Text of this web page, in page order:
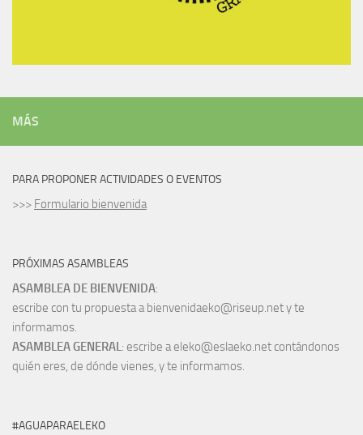
MÁS
PARA PROPONER ACTIVIDADES O EVENTOS
>>> Formulario bienvenida
PRÓXIMAS ASAMBLEAS
ASAMBLEA DE BIENVENIDA:
escribe con tu propuesta a bienvenidaeko@riseup.net y te
informamos.
ASAMBLEA GENERAL: escribe a eleko@eslaeko.net contándonos
quién eres, de dónde vienes, y te informamos.
#AGUAPARAELEKO